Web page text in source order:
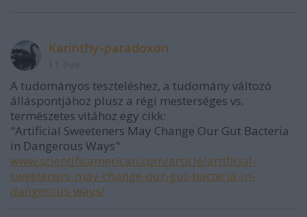
Karinthy-paradoxon
A tudományos teszteléshez, a tudomány változó
álláspontjához plusz a régi mesterséges vs.
természetes vitához egy cikk:
"Artificial Sweeteners May Change Our Gut Bacteria
in Dangerous Ways"
www.scientificamerican.com/article/artificial-
sweeteners-may-change-our-gut-bacteria-in-
dangerous-ways/